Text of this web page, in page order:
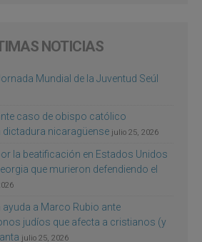
NOTICIAS
Mundial de la Juventud Seúl
caso de obispo católico
nicaragüense julio 25, 2026
la beatificación en Estados Unidos
que murieron defendiendo el
a Marco Rubio ante
judíos que afecta a cristianos (y
julio 25, 2026